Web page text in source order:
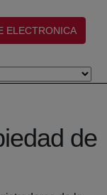
en nueva ventana)
ELECTRONICA
de